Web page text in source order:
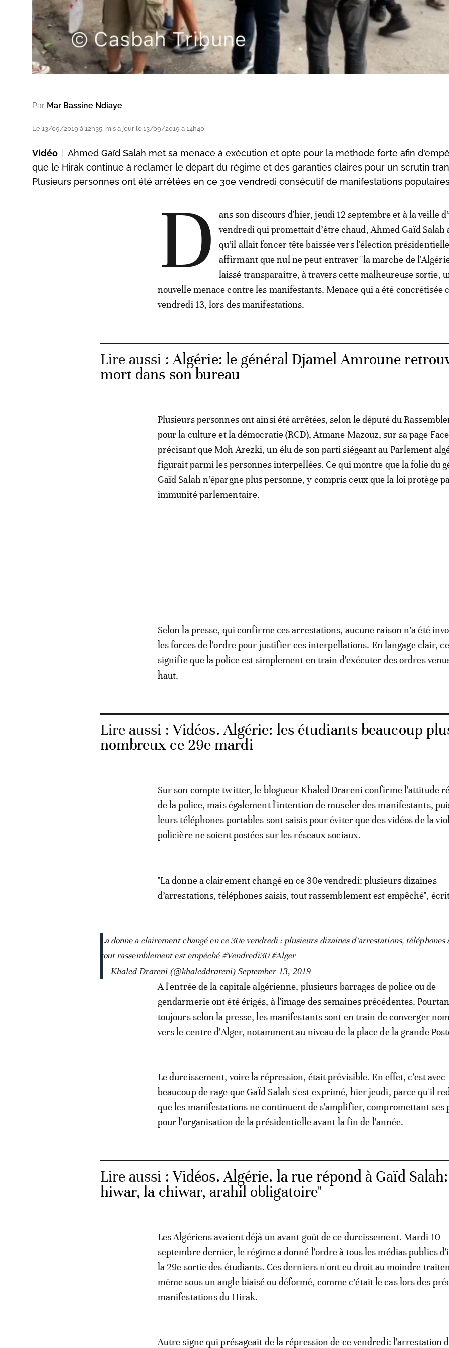
Par Mar Bassine Ndiaye
Le 13/09/2019 à 12h35, mis à jour le 13/09/2019 à 14h40
Vidéo
Ahmed Gaïd Salah met sa menace à exécution et opte pour la méthode forte afin
que le Hirak continue à réclamer le départ du régime et des garanties claires pour un scrutin
Plusieurs personnes ont été arrêtées en ce 30e vendredi consécutif de manifestations
D
ans son discours d'hier, jeudi 12 septembre et à la veille
vendredi qui promettait d’être chaud, Ahmed Gaïd Salah
qu’il allait foncer tête baissée vers l'élection
affirmant que nul ne peut entraver "la marche de
laissé transparaître, à travers cette malheureuse sortie,
nouvelle menace contre les manifestants. Menace qui a été concrétisée
vendredi 13, lors des manifestations.
Lire aussi :Algérie: le général Djamel Amroune
mort dans son bureau
Plusieurs personnes ont ainsi été arrêtées, selon le député du
pour la culture et la démocratie (RCD), Atmane Mazouz, sur sa page
précisant que Moh Arezki, un élu de son parti siégeant au Parlement
figurait parmi les personnes interpellées. Ce qui montre que la folie du
Gaïd Salah n’épargne plus personne, y compris ceux que la loi protège
immunité parlementaire.
Selon la presse, qui confirme ces arrestations, aucune raison n’a été
les forces de l'ordre pour justifier ces interpellations. En langage clair,
signifie que la police est simplement en train d'exécuter des ordres
haut.
Lire aussi :Vidéos. Algérie: les étudiants beaucoup
nombreux ce 29e mardi
Sur son compte twitter, le blogueur Khaled Drareni confirme l'attitude
de la police, mais également l'intention de museler des manifestants,
leurs téléphones portables sont saisis pour éviter que des vidéos de la
policière ne soient postées sur les réseaux sociaux.
"La donne a clairement changé en ce 30e vendredi: plusieurs dizaines
d’arrestations, téléphones saisis, tout rassemblement est empêché",
La donne a clairement changé en ce 30e vendredi : plusieurs dizaines d’arrestations, téléphones
tout rassemblement est empêché#Vendredi30 #Alger
— Khaled Drareni (@khaleddrareni) September 13, 2019
A l'entrée de la capitale algérienne, plusieurs barrages de police ou de
gendarmerie ont été érigés, à l'image des semaines précédentes.
toujours selon la presse, les manifestants sont en train de converger
vers le centre d'Alger, notamment au niveau de la place de la grande
Le durcissement, voire la répression, était prévisible. En effet, c'est avec
beaucoup de rage que GaÏd Salah s'est exprimé, hier jeudi, parce qu'il
que les manifestations ne continuent de s'amplifier, compromettant ses
pour l'organisation de la présidentielle avant la fin de l'année.
Lire aussi :Vidéos. Algérie. la rue répond à Gaïd
hiwar, la chiwar, arahil obligatoire"
Les Algériens avaient déjà un avant-goût de ce durcissement. Mardi 10
septembre dernier, le régime a donné l'ordre à tous les médias publics
la 29e sortie des étudiants. Ces derniers n'ont eu droit au moindre
même sous un angle biaisé ou déformé, comme c’était le cas lors des
manifestations du Hirak.
Autre signe qui présageait de la répression de ce vendredi: l'arrestation